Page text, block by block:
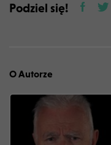
Podziel się!
O Autorze